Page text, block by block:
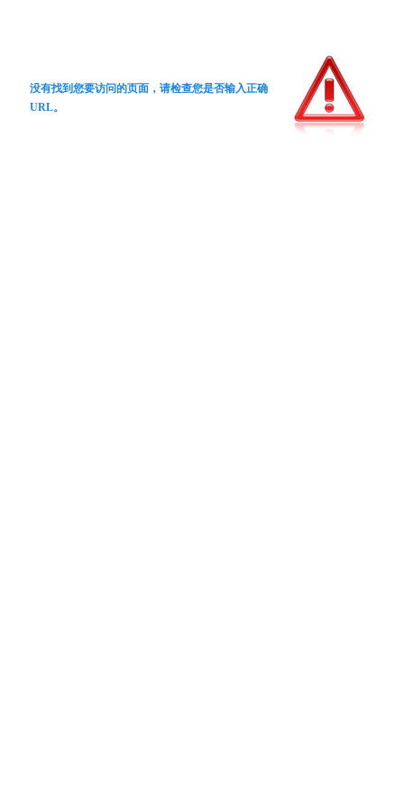
没有找到您要访问的页面，请检查您是否输入正确
URL。